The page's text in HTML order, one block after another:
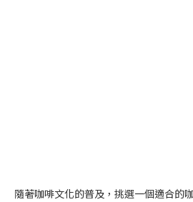
隨著咖啡文化的普及，挑選一個適合的